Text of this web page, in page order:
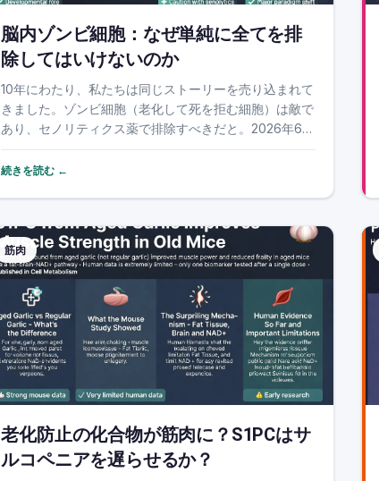
脳内ゾンビ細胞：なぜ単純に全てを排
除してはいけないのか
10年にわたり、私たちは同じストーリーを売り込まれて
きました。ゾンビ細胞（老化して死を拒む細胞）は敵で
あり、セノリティクス薬で排除すべきだと。2026年6
月、権威ある学術誌『Cell』に掲載されたカリフォルニ
ア大学サンディエゴ校による画期的な新研究が、この図
続きを読む ←
筋肉
老化防止の化合物が筋肉に？S1PCはサ
ルコペニアを遅らせるか？